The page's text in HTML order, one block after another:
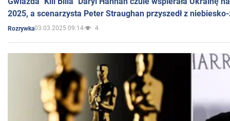
2025, a scenarzysta Peter Straughan przyszedł z
Rozrywka03.03.2025 09:14 4